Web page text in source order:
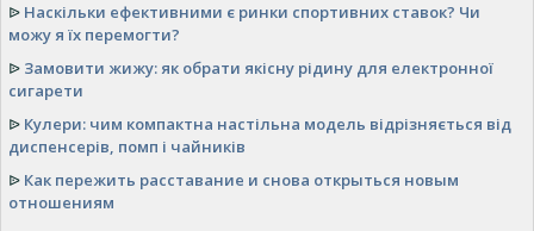
ᐉ Наскільки ефективними є ринки спортивних ставок? Чи
можу я їх перемогти?
ᐉ Замовити жижу: як обрати якісну рідину для електронної
сигарети
ᐉ Кулери: чим компактна настільна модель відрізняється від
диспенсерів, помп і чайників
ᐉ Как пережить расставание и снова открыться новым
отношениям